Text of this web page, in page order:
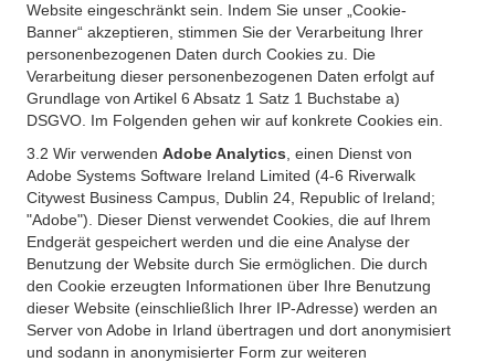
Website eingeschränkt sein. Indem Sie unser „Cookie-
Banner“ akzeptieren, stimmen Sie der Verarbeitung Ihrer
personenbezogenen Daten durch Cookies zu. Die
Verarbeitung dieser personenbezogenen Daten erfolgt auf
Grundlage von Artikel 6 Absatz 1 Satz 1 Buchstabe a)
DSGVO. Im Folgenden gehen wir auf konkrete Cookies ein.
3.2 Wir verwenden Adobe Analytics , einen Dienst von
Adobe Systems Software Ireland Limited (4-6 Riverwalk
Citywest Business Campus, Dublin 24, Republic of Ireland;
"Adobe"). Dieser Dienst verwendet Cookies, die auf Ihrem
Endgerät gespeichert werden und die eine Analyse der
Benutzung der Website durch Sie ermöglichen. Die durch
den Cookie erzeugten Informationen über Ihre Benutzung
dieser Website (einschließlich Ihrer IP-Adresse) werden an
Server von Adobe in Irland übertragen und dort anonymisiert
und sodann in anonymisierter Form zur weiteren